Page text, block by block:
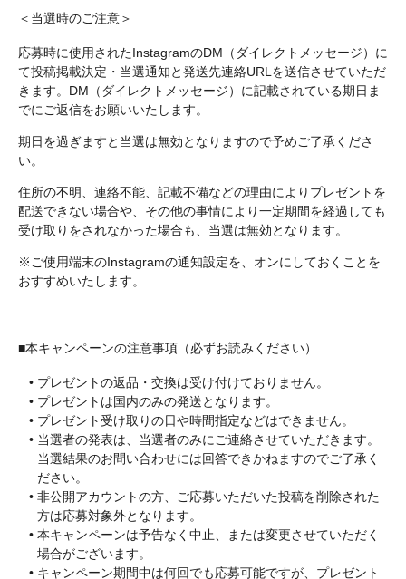
＜当選時のご注意＞
応募時に使用されたInstagramのDM（ダイレクトメッセージ）に
て投稿掲載決定・当選通知と発送先連絡URLを送信させていただ
きます。DM（ダイレクトメッセージ）に記載されている期日ま
でにご返信をお願いいたします。
期日を過ぎますと当選は無効となりますので予めご了承くださ
い。
住所の不明、連絡不能、記載不備などの理由によりプレゼントを
配送できない場合や、その他の事情により一定期間を経過しても
受け取りをされなかった場合も、当選は無効となります。
※ご使用端末のInstagramの通知設定を、オンにしておくことを
おすすめいたします。
■本キャンペーンの注意事項（必ずお読みください）
プレゼントの返品・交換は受け付けておりません。
プレゼントは国内のみの発送となります。
プレゼント受け取りの日や時間指定などはできません。
当選者の発表は、当選者のみにご連絡させていただきます。
当選結果のお問い合わせには回答できかねますのでご了承く
ださい。
非公開アカウントの方、ご応募いただいた投稿を削除された
方は応募対象外となります。
本キャンペーンは予告なく中止、または変更させていただく
場合がございます。
キャンペーン期間中は何回でも応募可能ですが、プレゼント